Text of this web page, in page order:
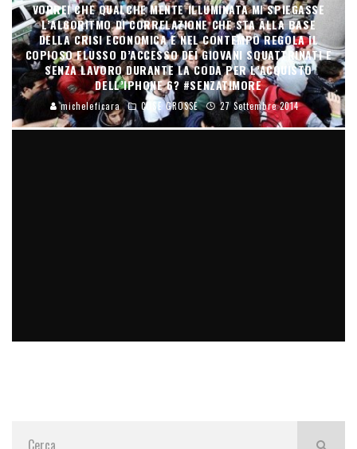
VORREI CHE QUALCHE MENTE ILLUMINATA MI SPIEGASSE
L’ALGORITMO DI CORRELAZIONE CHE STA ALLA BASE
DELLA CRISI ECONOMICA E NEL CONTEMPO REGOLA IL
COPIOSO FLUSSO D’ACCESSO DEI GIOVANI SQUATTRINATI E
SENZA LAVORO DURANTE LA CODA PER L’ACQUISTO
DELL’IPHONE 6? #SENZATIMORE
micheleficara COSE GROSSE 27 Settembre 2014